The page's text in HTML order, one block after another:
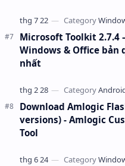
Microsoft Toolkit 2.7.4
Windows & Office bản
nhất
Download Amlogic
versions) - Amlogic
Tool